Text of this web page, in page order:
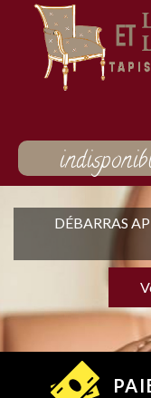
DÉBARRAS